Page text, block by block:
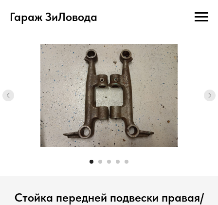
Гараж ЗиЛовода
Стойка передней подвески правая/